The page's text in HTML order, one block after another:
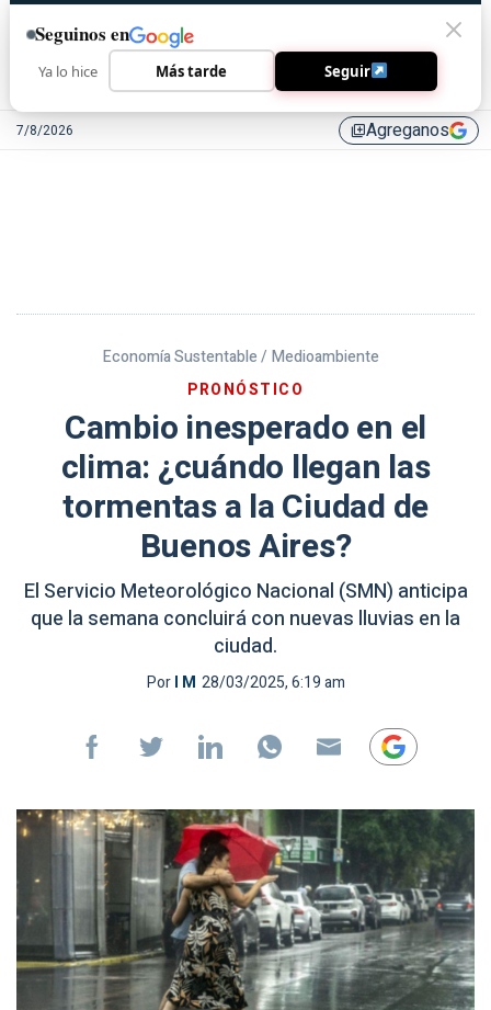
7/8/2026 library_addAgreganos
Economía Sustentable / Medioambiente
PRONÓSTICO
Cambio inesperado en el
clima: ¿cuándo llegan las
tormentas a la Ciudad de
Buenos Aires?
El Servicio Meteorológico Nacional (SMN) anticipa
que la semana concluirá con nuevas lluvias en la
ciudad.
PorI M 28/03/2025, 6:19 am
Seguinos en
Ya lo hice Más tarde Seguir